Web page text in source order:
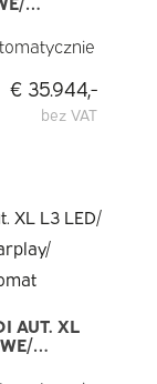
€ 35.944,-
bez VAT
AUT. XL